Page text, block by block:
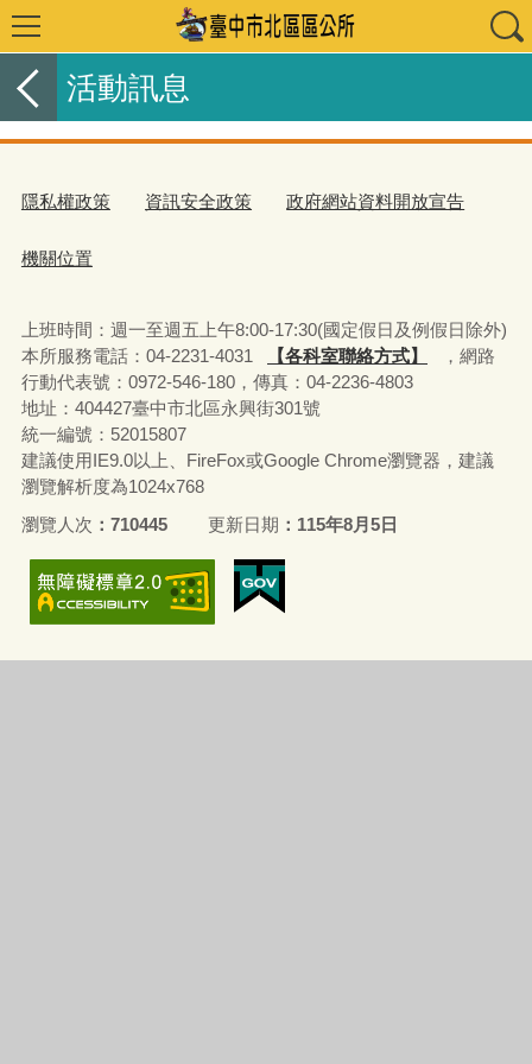
活動訊息
隱私權政策 資訊安全政策 政府網站資料開放宣告
機關位置
上班時間：週一至週五上午8:00-17:30(國定假日及例假日除外)
本所服務電話：04-2231-4031
【各科室聯絡方式】
，網路
行動代表號：0972-546-180， 傳真：04-2236-4803
地址：404427臺中市北區永興街301號
統一編號：52015807
建議使用IE9.0以上、FireFox或Google Chrome瀏覽器，建議
瀏覽解析度為1024x768
瀏覽人次
710445 更新日期 115年8月5日